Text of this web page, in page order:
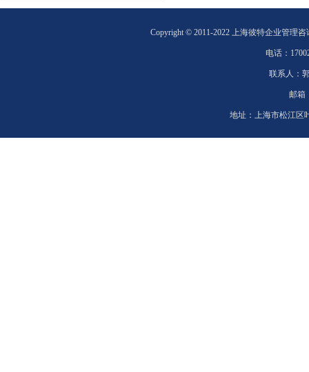
Copyright © 2011-2022 上海彼特企业管理
电话：
联系人：
邮箱
地址： 上海市松江区